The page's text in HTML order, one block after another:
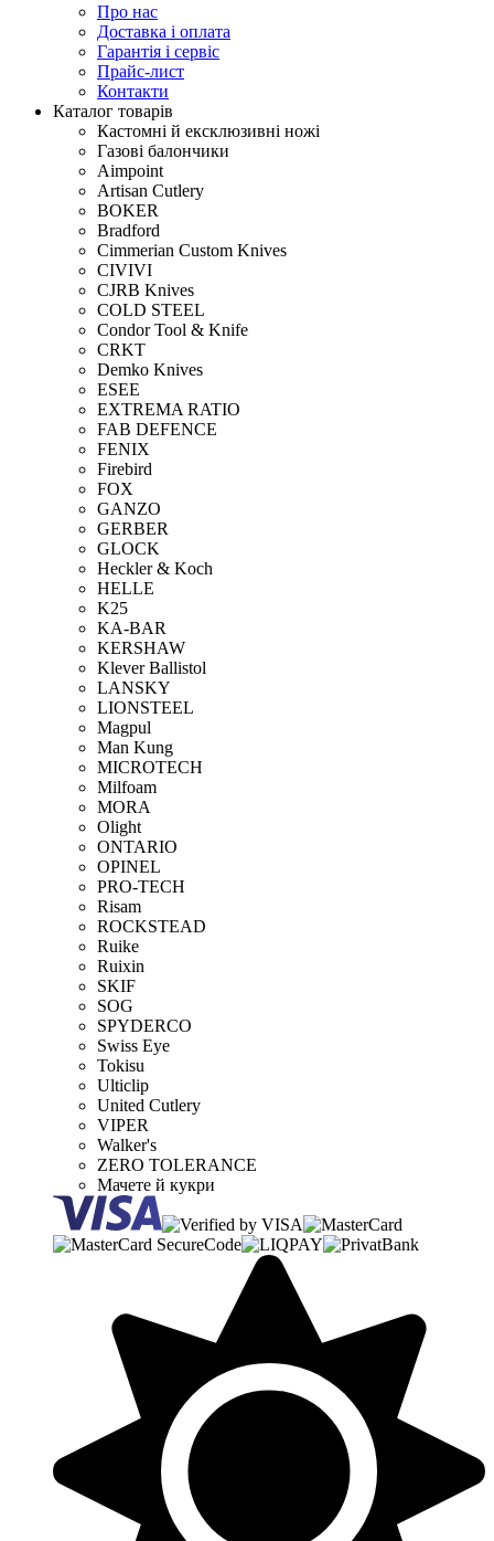
Про нас
Доставка і оплата
Гарантія і сервіс
Прайс-лист
Контакти
Каталог товарів
Кастомні й ексклюзивні ножі
Газові балончики
Aimpoint
Artisan Cutlery
BOKER
Bradford
Cimmerian Custom Knives
CIVIVI
CJRB Knives
COLD STEEL
Condor Tool & Knife
CRKT
Demko Knives
ESEE
EXTREMA RATIO
FAB DEFENCE
FENIX
Firebird
FOX
GANZO
GERBER
GLOCK
Heckler & Koch
HELLE
K25
KA-BAR
KERSHAW
Klever Ballistol
LANSKY
LIONSTEEL
Magpul
Man Kung
MICROTECH
Milfoam
MORA
Olight
ONTARIO
OPINEL
PRO-TECH
Risam
ROCKSTEAD
Ruike
Ruixin
SKIF
SOG
SPYDERCO
Swiss Eye
Tokisu
Ulticlip
United Cutlery
VIPER
Walker's
ZERO TOLERANCE
Мачете й кукри